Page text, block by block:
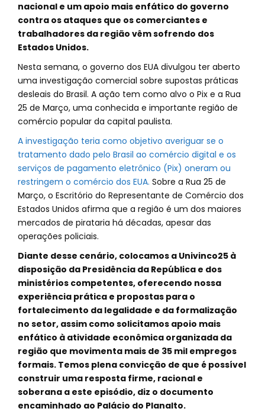
nacional e um apoio mais enfático do governo
contra os ataques que os comerciantes e
trabalhadores da região vêm sofrendo dos
Estados Unidos.
Nesta semana, o governo dos EUA divulgou ter aberto
uma investigação comercial sobre supostas práticas
desleais do Brasil. A ação tem como alvo o Pix e a Rua
25 de Março, uma conhecida e importante região de
comércio popular da capital paulista.
A investigação teria como objetivo averiguar se o
tratamento dado pelo Brasil ao comércio digital e os
serviços de pagamento eletrônico (Pix) oneram ou
restringem o comércio dos EUA. Sobre a Rua 25 de
Março, o Escritório do Representante de Comércio dos
Estados Unidos afirma que a região é um dos maiores
mercados de pirataria há décadas, apesar das
operações policiais.
Diante desse cenário, colocamos a Univinco25 à
disposição da Presidência da República e dos
ministérios competentes, oferecendo nossa
experiência prática e propostas para o
fortalecimento da legalidade e da formalização
no setor, assim como solicitamos apoio mais
enfático à atividade econômica organizada da
região que movimenta mais de 35 mil empregos
formais. Temos plena convicção de que é possível
construir uma resposta firme, racional e
soberana a este episódio, diz o documento
encaminhado ao Palácio do Planalto.